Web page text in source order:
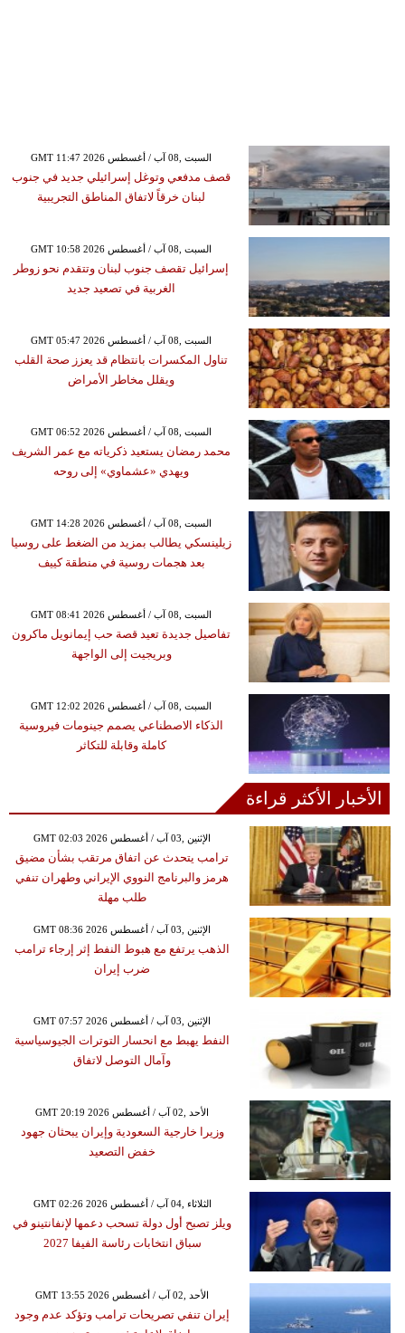
GMT 11:47 2026 السبت ,08 آب / أغسطس
قصف مدفعي وتوغل إسرائيلي جديد في جنوب
لبنان خرقاً لاتفاق المناطق التجريبية
GMT 10:58 2026 السبت ,08 آب / أغسطس
إسرائيل تقصف جنوب لبنان وتتقدم نحو زوطر
الغربية في تصعيد جديد
GMT 05:47 2026 السبت ,08 آب / أغسطس
تناول المكسرات بانتظام قد يعزز صحة القلب
ويقلل مخاطر الأمراض
GMT 06:52 2026 السبت ,08 آب / أغسطس
محمد رمضان يستعيد ذكرياته مع عمر الشريف
ويهدي «عشماوي» إلى روحه
GMT 14:28 2026 السبت ,08 آب / أغسطس
زيلينسكي يطالب بمزيد من الضغط على روسيا
بعد هجمات روسية في منطقة كييف
GMT 08:41 2026 السبت ,08 آب / أغسطس
تفاصيل جديدة تعيد قصة حب إيمانويل ماكرون
وبريجيت إلى الواجهة
GMT 12:02 2026 السبت ,08 آب / أغسطس
الذكاء الاصطناعي يصمم جينومات فيروسية
كاملة وقابلة للتكاثر
الأخبار الأكثر قراءة
GMT 02:03 2026 الإثنين ,03 آب / أغسطس
ترامب يتحدث عن اتفاق مرتقب بشأن مضيق
هرمز والبرنامج النووي الإيراني وطهران تنفي
طلب مهلة
GMT 08:36 2026 الإثنين ,03 آب / أغسطس
الذهب يرتفع مع هبوط النفط إثر إرجاء ترامب
ضرب إيران
GMT 07:57 2026 الإثنين ,03 آب / أغسطس
النفط يهبط مع انحسار التوترات الجيوسياسية
وآمال التوصل لاتفاق
GMT 20:19 2026 الأحد ,02 آب / أغسطس
وزيرا خارجية السعودية وإيران يبحثان جهود
خفض التصعيد
GMT 02:26 2026 الثلاثاء ,04 آب / أغسطس
ويلز تصبح أول دولة تسحب دعمها لإنفانتينو في
سباق انتخابات رئاسة الفيفا 2027
GMT 13:55 2026 الأحد ,02 آب / أغسطس
إيران تنفي تصريحات ترامب وتؤكد عدم وجود